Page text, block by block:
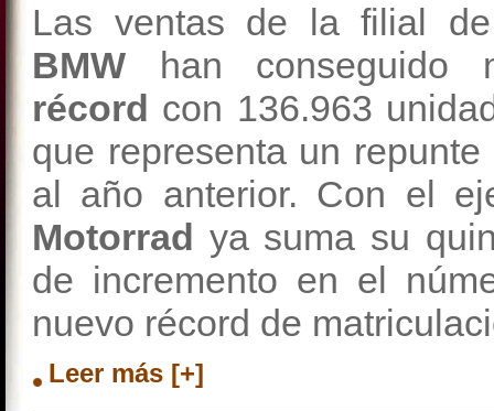
Las ventas de la filial
BMW han
récord con 136.963
que representa un
al año anterior. Con el
Motorrad ya suma su
de incremento en el
nuevo récord de
Leer más [+]